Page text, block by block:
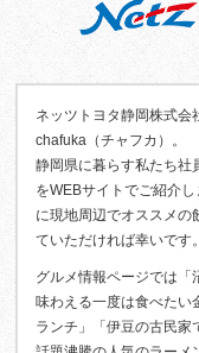
ネッツトヨタ静岡株式会
chafuka（チャフカ）。
静岡県に暮らす私たち社
をWEBサイトでご紹介
に現地周辺でオススメの
ていただければ幸いです。
グルメ情報ページでは「
味わえる一度は食べたい
ランチ」「伊豆の古民家